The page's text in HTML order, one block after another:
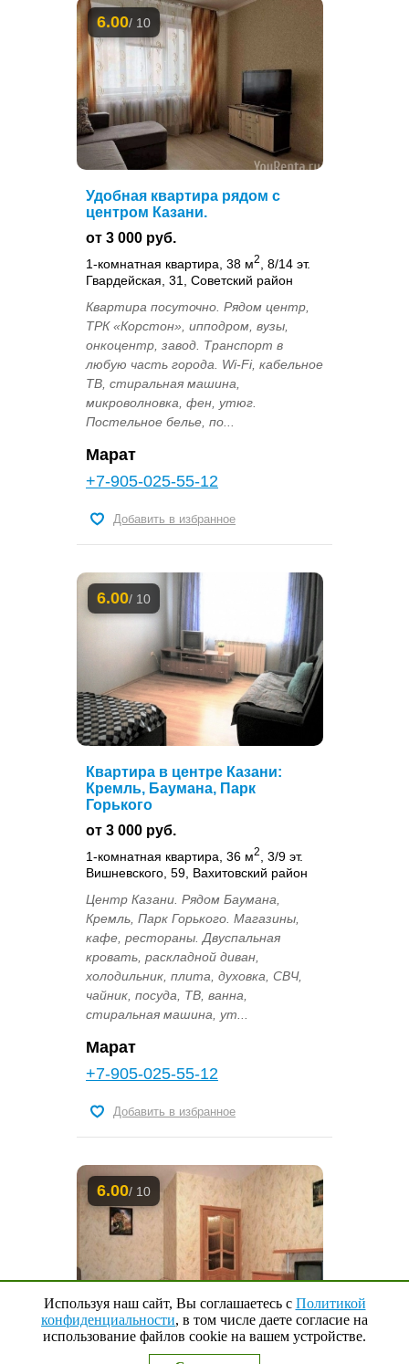
6.00/ 10
Удобная квартира рядом с
центром Казани.
от 3 000 руб.
1-комнатная квартира, 38 м2
, 8/14 эт.
Гвардейская, 31, Советский район
Квартира посуточно. Рядом центр,
ТРК «Корстон», ипподром, вузы,
онкоцентр, завод. Транспорт в
любую часть города. Wi-Fi, кабельное
ТВ, стиральная машина,
микроволновка, фен, утюг.
Постельное белье, по...
Марат
+7-905-025-55-12
Добавить в избранное
6.00/ 10
Квартира в центре Казани:
Кремль, Баумана, Парк
Горького
от 3 000 руб.
1-комнатная квартира, 36 м2
, 3/9 эт.
Вишневского, 59, Вахитовский район
Центр Казани. Рядом Баумана,
Кремль, Парк Горького. Магазины,
кафе, рестораны. Двуспальная
кровать, раскладной диван,
холодильник, плита, духовка, СВЧ,
чайник, посуда, ТВ, ванна,
стиральная машина, ут...
Марат
+7-905-025-55-12
Добавить в избранное
6.00/ 10
Используя наш сайт, Вы соглашаетесь с Политикой
конфиденциальности, в том числе даете согласие на
использование файлов cookie на вашем устройстве.
Выбранные квартиры 0 Наверх